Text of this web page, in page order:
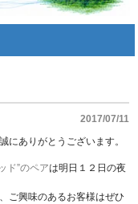
2017/07/11
にありがとうございます。
ド”のペアは明日１２日の夜
ご興味のあるお客様はぜひ